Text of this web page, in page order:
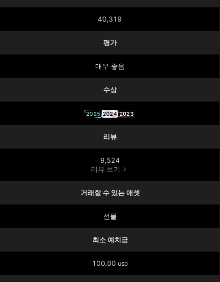
40,319
평가
매우 좋음
수상
2025 2024 2023
리뷰
9,524
리뷰 보기
거래할 수 있는 애셋
선물
최소 예치금
100.00 USD